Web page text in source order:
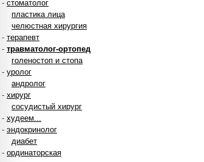
- стоматолог
пластика лица
челюстная хирургия
- терапевт
- травматолог-ортопед
голеностоп и стопа
- уролог
андролог
- хирург
сосудистый хирург
- худеем...
- эндокринолог
диабет
- ординаторская